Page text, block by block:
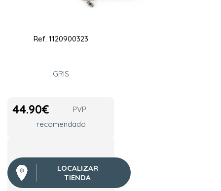
Ref.1120900323
GRIS
44.90€
PVP
recomendado
LOCALIZAR
TIENDA